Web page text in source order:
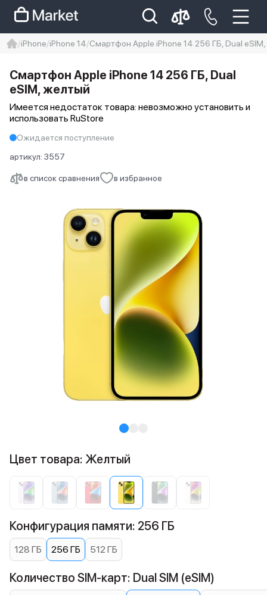
Iphone 14 pro max
айфон 14
iPhone iPhone 14 Смартфон Apple iPhone 14 256 ГБ, Dual
в список сравнения в избранное
Смартфон Apple iPhone 14 256 ГБ, Dual
еSIM, желтый
Имеется недостаток товара: невозможно установить и
использовать RuStore
Ожидается поступление
артикул: 3557
Цвет товара: Желтый
Конфигурация памяти: 256 ГБ
128 ГБ 256 ГБ 512 ГБ
Количество SIM-карт: Dual SIM (eSIM)